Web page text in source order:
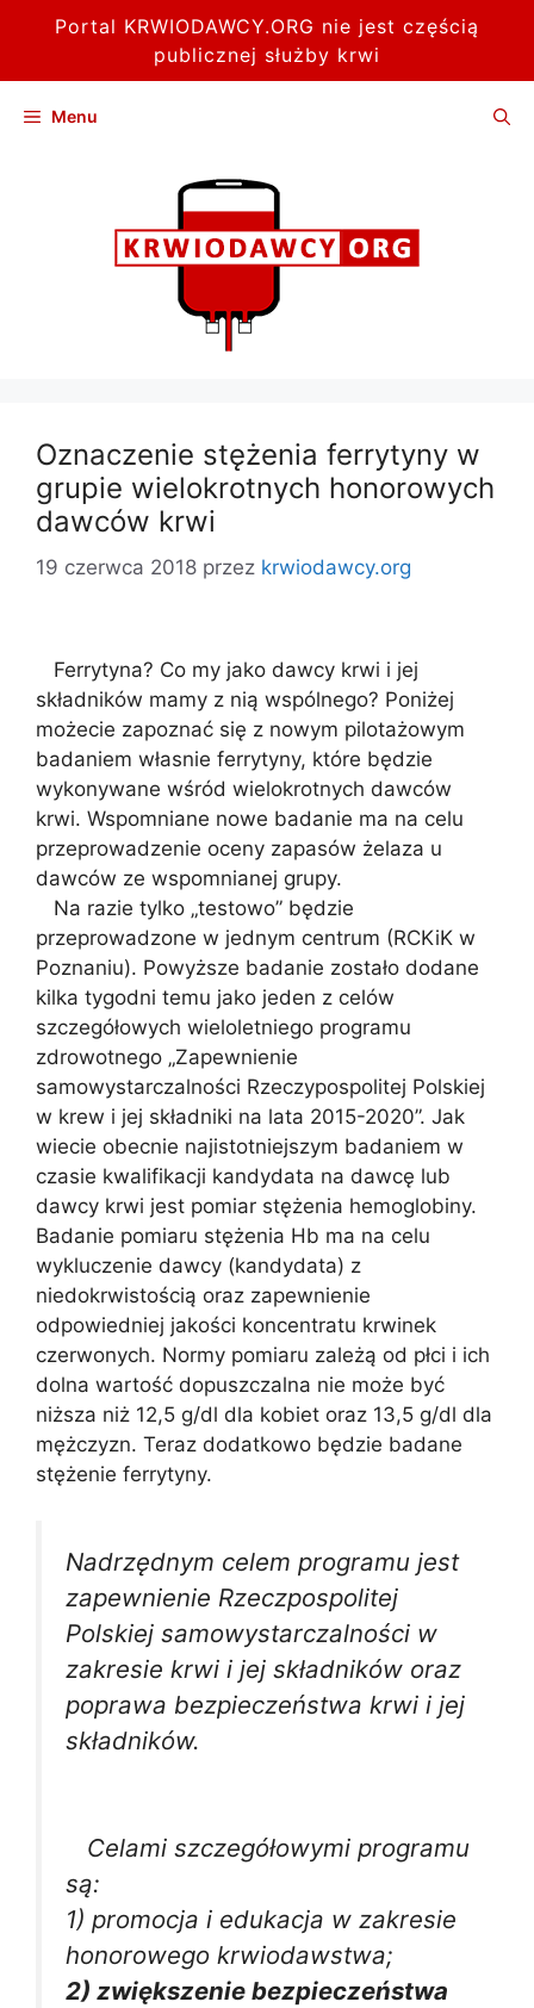
Portal KRWIODAWCY.ORG nie jest częścią
publicznej służby krwi
Menu
Oznaczenie stężenia ferrytyny w
grupie wielokrotnych honorowych
dawców krwi
19 czerwca 2018 przez krwiodawcy.org
Ferrytyna? Co my jako dawcy krwi i jej
składników mamy z nią wspólnego? Poniżej
możecie zapoznać się z nowym pilotażowym
badaniem własnie ferrytyny, które będzie
wykonywane wśród wielokrotnych dawców
krwi. Wspomniane nowe badanie ma na celu
przeprowadzenie oceny zapasów żelaza u
dawców ze wspomnianej grupy.
Na razie tylko „testowo” będzie
przeprowadzone w jednym centrum (RCKiK w
Poznaniu). Powyższe badanie zostało dodane
kilka tygodni temu jako jeden z celów
szczegółowych wieloletniego programu
zdrowotnego „Zapewnienie
samowystarczalności Rzeczypospolitej Polskiej
w krew i jej składniki na lata 2015-2020”. Jak
wiecie obecnie najistotniejszym badaniem w
czasie kwalifikacji kandydata na dawcę lub
dawcy krwi jest pomiar stężenia hemoglobiny.
Badanie pomiaru stężenia Hb ma na celu
wykluczenie dawcy (kandydata) z
niedokrwistością oraz zapewnienie
odpowiedniej jakości koncentratu krwinek
czerwonych. Normy pomiaru zależą od płci i ich
dolna wartość dopuszczalna nie może być
niższa niż 12,5 g/dl dla kobiet oraz 13,5 g/dl dla
mężczyzn. Teraz dodatkowo będzie badane
stężenie ferrytyny.
Nadrzędnym celem programu jest
zapewnienie Rzeczpospolitej
Polskiej samowystarczalności w
zakresie krwi i jej składników oraz
poprawa bezpieczeństwa krwi i jej
składników.
Celami szczegółowymi programu
są:
1) promocja i edukacja w zakresie
honorowego krwiodawstwa;
2) zwiększenie bezpieczeństwa